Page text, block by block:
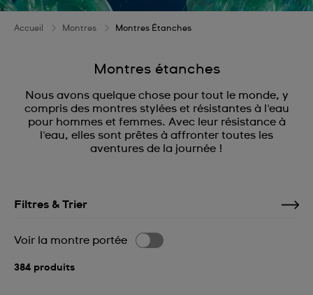
Accueil Montres Montres Étanches
Montres étanches
Nous avons quelque chose pour tout le monde, y
compris des montres stylées et résistantes à l'eau
pour hommes et femmes. Avec leur résistance à
l'eau, elles sont prêtes à affronter toutes les
aventures de la journée !
Filtres & Trier
Voir la montre portée
384 produits